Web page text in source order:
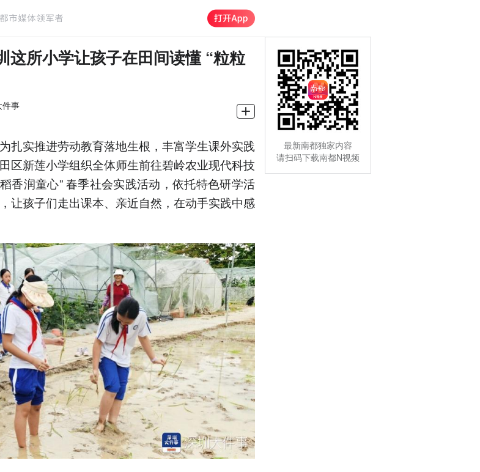
这所小学让孩子在田间读懂 “粒粒
件事
扎实推进劳动教育落地生根，丰富学生课外实践
区新莲小学组织全体师生前往碧岭农业现代科技
香润童心” 春季社会实践活动，依托特色研学活
让孩子们走出课本、亲近自然，在动手实践中感
最新南都独家内容
请扫码下载南都N视频